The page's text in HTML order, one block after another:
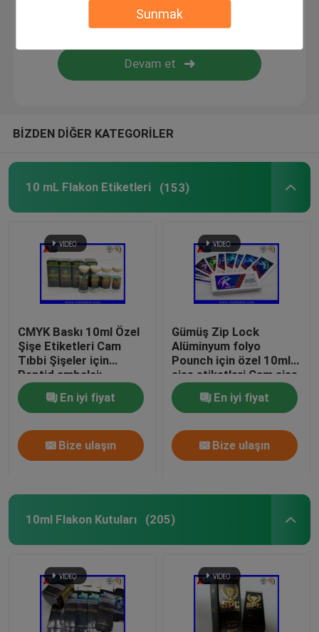
Sunmak
Farmasötik Cam Ampuller
hap şişe etiketi
Özel Broşür Baskısı
Alışveriş Kağıt Torbası
BİZDEN DİĞER KATEGORİLER
10 mL Flakon Etiketleri (153)
CMYK Baskı 10ml Özel
Şişe Etiketleri Cam
Tıbbi Şişeler için
Peptid ambalajı
En iyi fiyat
Bize ulaşın
Gümüş Zip Lock
Alüminyum folyo
Pounch için özel 10ml
şişe etiketleri Cam şişe
etiketleri baskı
En iyi fiyat
Bize ulaşın
10ml Flakon Kutuları (205)